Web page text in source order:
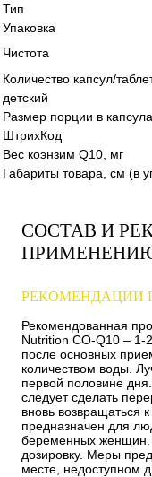
Тип
Упаковка
Чистота
Количество капсул/
детский
Размер порции в
ШтрихКод
Вес коэнзим Q10, мг
Габариты товара, см (в
СОСТАВ И
РЕКОМЕНДАЦИИ
Рекомендованная
Nutrition CO-Q10 – 1-
после основных
количеством воды.
первой половине
следует сделать
вновь возвращаться
предназначен для
беременных
дозировку. Меры
месте, недоступном